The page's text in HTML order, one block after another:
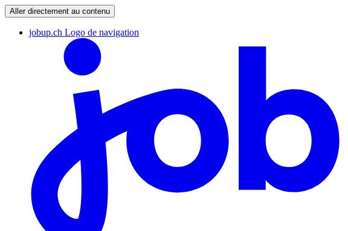
Aller directement au contenu
jobup.ch Logo de navigation